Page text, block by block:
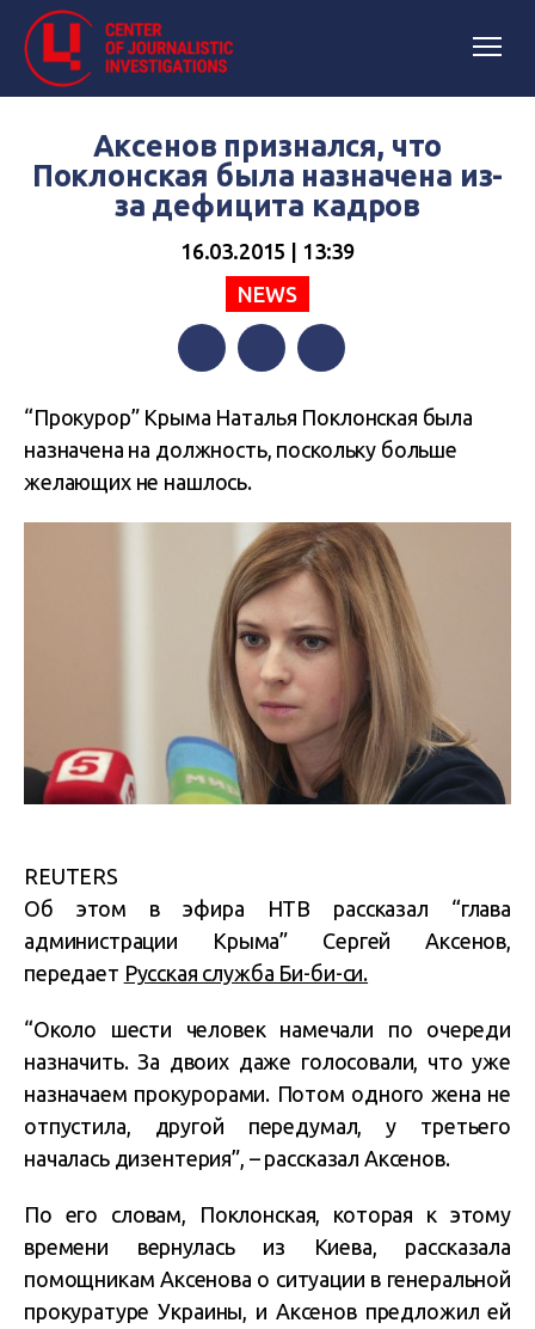
Аксенов признался, что
Поклонская была назначена из-
за дефицита кадров
16.03.2015 | 13:39
NEWS
“Прокурор” Крыма Наталья Поклонская была
назначена на должность, поскольку больше
желающих не нашлось.
REUTERS
Об этом в эфира НТВ рассказал “глава
администрации Крыма” Сергей Аксенов,
передает Русская служба Би-би-си.
“Около шести человек намечали по очереди
назначить. За двоих даже голосовали, что уже
назначаем прокурорами. Потом одного жена не
отпустила, другой передумал, у третьего
началась дизентерия”, – рассказал Аксенов.
По его словам, Поклонская, которая к этому
времени вернулась из Киева, рассказала
помощникам Аксенова о ситуации в генеральной
прокуратуре Украины, и Аксенов предложил ей